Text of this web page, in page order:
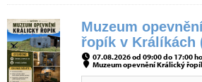
Muzeum
řopík v Králíkách
07.08.2026 od 09:00 do 17:00
Muzeum opevnění Králický